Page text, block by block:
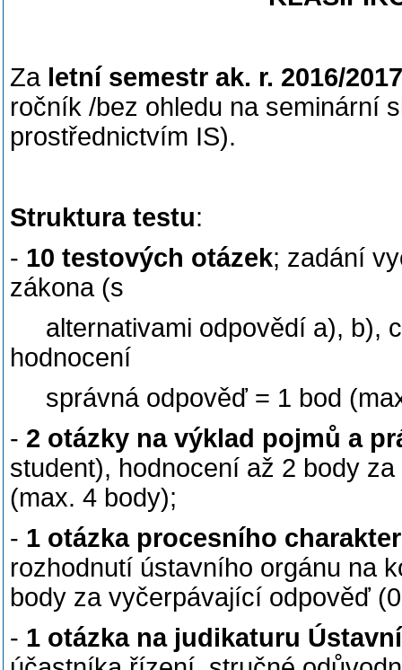
Za letní semestr ak. r. 2016/2017
ročník /bez ohledu na seminární
prostřednictvím IS).
Struktura testu:
- 10 testových otázek; zadání
zákona (s
alternativami odpovědí a), b),
hodnocení
správná odpověď = 1 bod
- 2 otázky na výklad pojmů a
student), hodnocení až 2 body
(max. 4 body);
- 1 otázka procesního
rozhodnutí ústavního orgánu na
body za vyčerpávající odpověď
- 1 otázka na judikaturu